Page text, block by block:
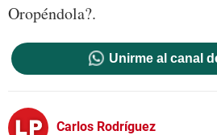
Oropéndola?.
Unirme al canal
Carlos Rodríguez